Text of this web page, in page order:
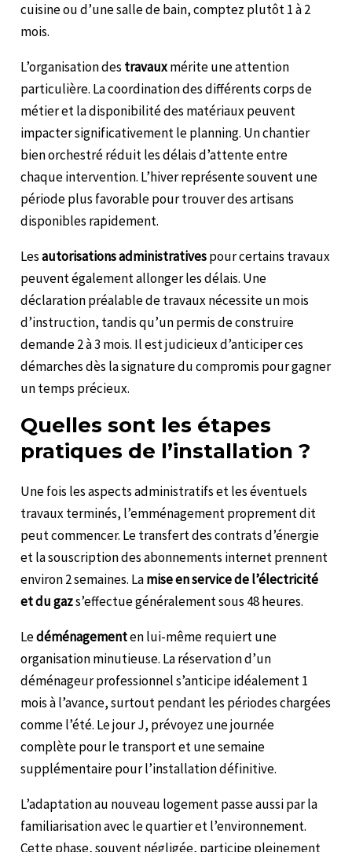
cuisine ou d’une salle de bain, comptez plutôt 1 à 2
mois.
L’organisation des travauxmérite une attention
particulière. La coordination des différents corps de
métier et la disponibilité des matériaux peuvent
impacter significativement le planning. Un chantier
bien orchestré réduit les délais d’attente entre
chaque intervention. L’hiver représente souvent une
période plus favorable pour trouver des artisans
disponibles rapidement.
Lesautorisations administrativespour certains travaux
peuvent également allonger les délais. Une
déclaration préalable de travaux nécessite un mois
d’instruction, tandis qu’un permis de construire
demande 2 à 3 mois. Il est judicieux d’anticiper ces
démarches dès la signature du compromis pour gagner
un temps précieux.
Quelles sont les étapes
pratiques de l’installation ?
Une fois les aspects administratifs et les éventuels
travaux terminés, l’emménagement proprement dit
peut commencer. Le transfert des contrats d’énergie
et la souscription des abonnements internet prennent
environ 2 semaines. Lamise en service de l’électricité
et du gazs’effectue généralement sous 48 heures.
Ledéménagementen lui-même requiert une
organisation minutieuse. La réservation d’un
déménageur professionnel s’anticipe idéalement 1
mois à l’avance, surtout pendant les périodes chargées
comme l’été. Le jour J, prévoyez une journée
complète pour le transport et une semaine
supplémentaire pour l’installation définitive.
L’adaptation au nouveau logement passe aussi par la
familiarisation avec le quartier et l’environnement.
Cette phase, souvent négligée, participe pleinement